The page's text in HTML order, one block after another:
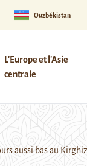
Ouzbékistan
L'Europe et l'Asie
centrale
aussi bas au